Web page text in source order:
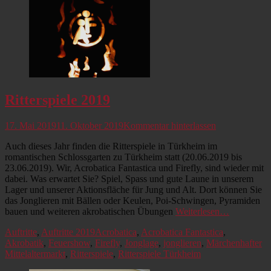
Ritterspiele 2019
Veröffentlicht
17. Mai 201911. Oktober 2019Kommentar hinterlassen
Auch dieses Jahr finden die Ritterspiele in Türkheim im
romantischen Schlossgarten zu Türkheim statt (20.06.2019 bis
23.06.2019). Wir, Acrobatica Fantastica und Firefly, sind wieder mit
dabei. Was erwartet Sie? Spiel, Spass und gute Laune in unserem
Lager und unserer Aktionsfläche für Jung und Alt. Dort können Sie
das Jonglieren mit Bällen oder Keulen, Poi-Schwingen, Pyramiden
bauen und weiteren akrobatischen Übungen Weiterlesen…
Kategorien
Auftritte, Auftritte 2019Schlagworte
Acrobatica, Acrobatica Fantastica,
Akrobatik, Feuershow, Firefly, Jonglage, jonglieren, Märchenhafter
Mittelaltermarkt, Ritterspiele, Ritterspiele Türkheim